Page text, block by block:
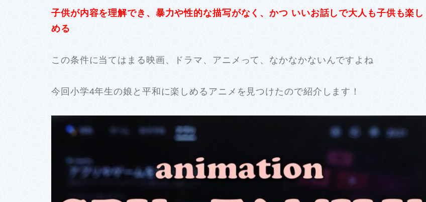
子供が内容を理解でき、暴力や性的な描写がなく、かつ いいお話しで大人も子供も楽し
める
この条件に当てはまる映画、ドラマ、アニメって、なかなかないんですよね
今回小学4年生の娘と平和に楽しめるアニメを見つけたので紹介します！